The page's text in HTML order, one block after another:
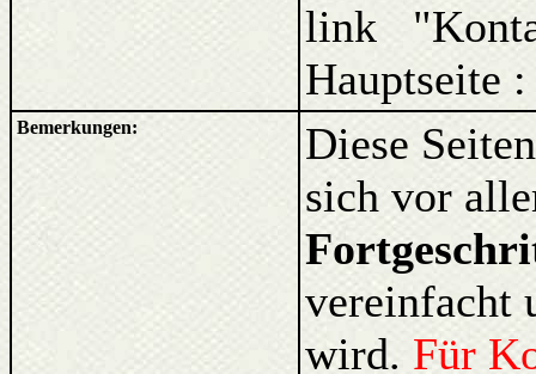
link
Hauptseite
Bemerkungen:
Diese
sich vor
vereinfacht
wird. Für